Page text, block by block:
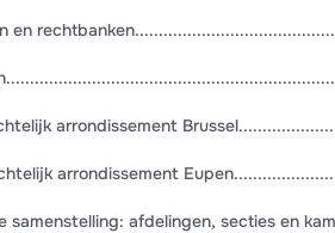
en
arrondissement
arrondissement
samenstelling: afdelingen, secties en